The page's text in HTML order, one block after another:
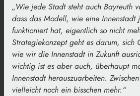
„Wie jede Stadt steht auch Bayreuth
dass das Modell, wie eine Innenstadt
funktioniert hat, eigentlich so nicht
Strategiekonzept geht es darum, sich
wie wir die Innenstadt in Zukunft
wichtig ist es aber auch, überhaupt
Innenstadt herauszuarbeiten.
vielleicht noch ein bisschen mehr.“